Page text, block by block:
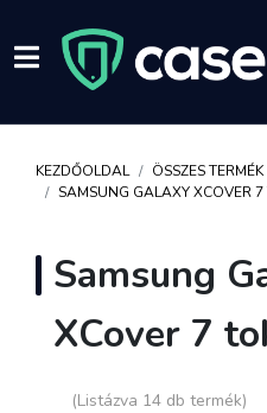
KEZDŐOLDAL ÖSSZES TERMÉK
SAMSUNG GALAXY XCOVER 7
Samsung
XCover 7
(Listázva 14 db termék)